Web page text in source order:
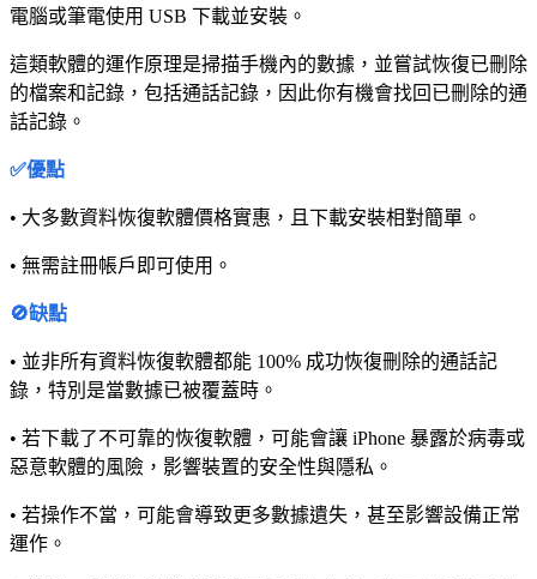
電腦或筆電使用 USB 下載並安裝。
這類軟體的運作原理是掃描手機內的數據，並嘗試恢復已刪除
的檔案和記錄，包括通話記錄，因此你有機會找回已刪除的通
話記錄。
✅優點
• 大多數資料恢復軟體價格實惠，且下載安裝相對簡單。
• 無需註冊帳戶即可使用。
🚫缺點
• 並非所有資料恢復軟體都能 100% 成功恢復刪除的通話記
錄，特別是當數據已被覆蓋時。
• 若下載了不可靠的恢復軟體，可能會讓 iPhone 暴露於病毒或
惡意軟體的風險，影響裝置的安全性與隱私。
• 若操作不當，可能會導致更多數據遺失，甚至影響設備正常
運作。